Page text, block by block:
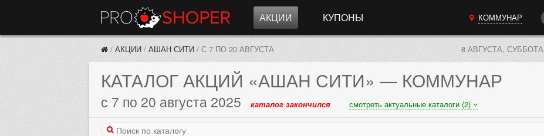
АКЦИИ КУПОНЫ КОММУНАР
/ АКЦИИ / АШАН СИТИ / С 7 ПО 20 АВГУСТА 8 АВГУСТА, СУББОТА
КАТАЛОГ АКЦИЙ «АШАН СИТИ» — КОММУНАР
с 7 по 20 августа 2025 каталог закончился смотреть актуальные каталоги (2)